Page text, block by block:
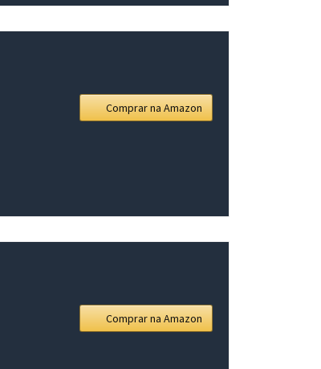
Comprar na Amazon
Comprar na Amazon